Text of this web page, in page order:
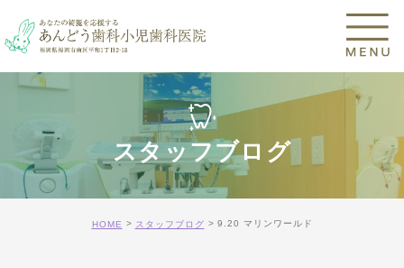
スタッフブログ
HOME スタッフブログ 9.20 マリンワールド